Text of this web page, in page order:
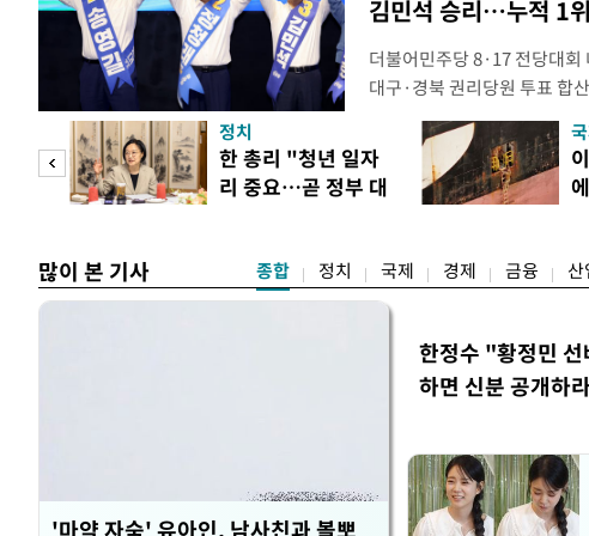
김민석 승리…누적 1
더불어민주당 8·17 전당대회
대구·경북 권리당원 투표 합
48.54%(1만8977표)를 얻어
리당원 투표에서도 김 후보가
초반 승부에서 우세를 점하
관위원장은 9일 대구 북구 인
피
정치
한 총리 "청년 일자
리 중요…곧 정부 대
많이 본 기사 종합 정치 국제 경제 금융 산
'마약 자숙' 유아인, 남사친과 볼뽀
한정수 "황정민
하면 신분 공개하